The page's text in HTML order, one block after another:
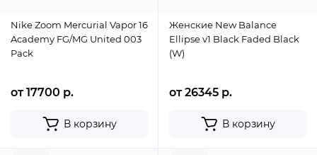
Nike Zoom Mercurial Vapor 16
Academy FG/MG United 003
Pack
от 17700 р.
В корзину
Женские New Balance
Ellipse v1 Black Faded Black
(W)
от 26345 р.
В корзину